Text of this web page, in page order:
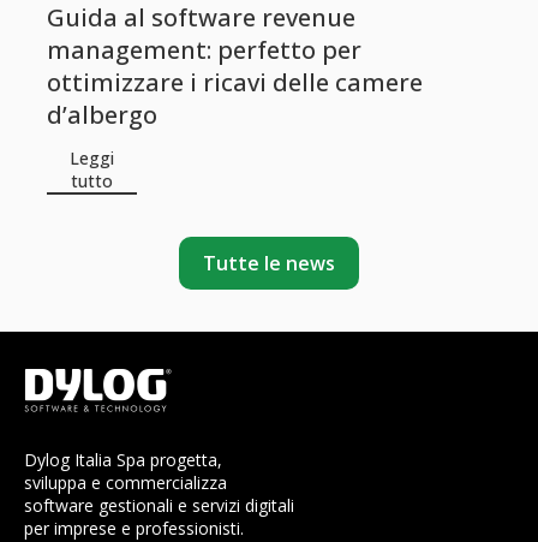
Guida al software revenue
management: perfetto per
ottimizzare i ricavi delle camere
d’albergo
Leggi
tutto
Tutte le news
Dylog Italia Spa progetta,
sviluppa e commercializza
software gestionali e servizi digitali
per imprese e professionisti.